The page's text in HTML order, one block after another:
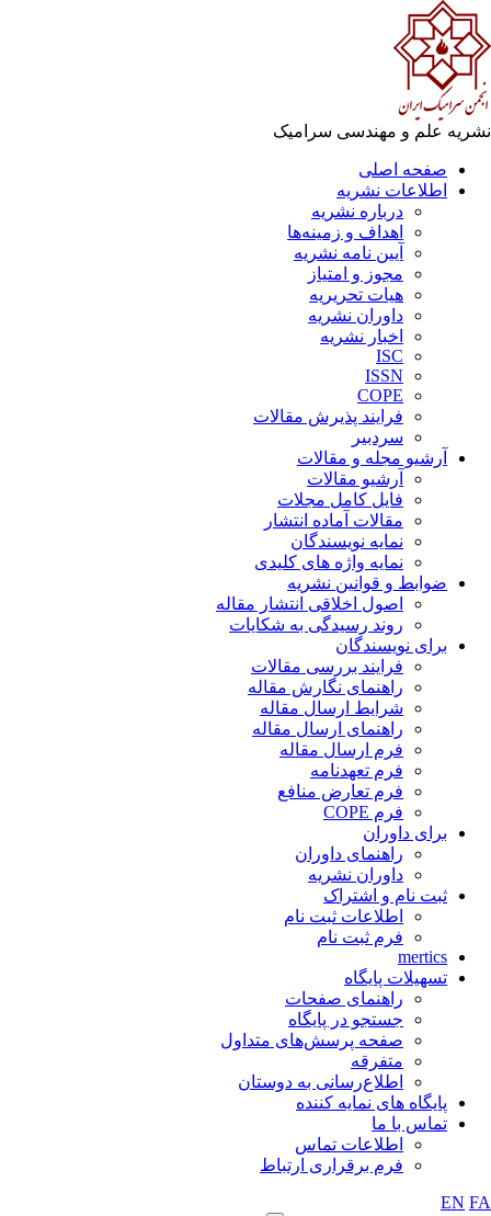
علم و مهندسی سرامیک
صفحه اصلی
اطلاعات نشریه
درباره نشریه
اهداف و زمینه‌ها
آیین نامه نشریه
مجوز و امتیاز
هیات تحریریه
داوران نشریه
اخبار نشریه
ISC
ISSN
COPE
فرایند پذیرش مقالات
سردبیر
آرشیو مجله و مقالات
آرشیو مقالات
فایل کامل مجلات
مقالات آماده انتشار
نمایه نویسندگان
نمایه واژه های کلیدی
ضوابط و قوانین نشریه
اصول اخلاقی انتشار مقاله
روند رسیدگی به شکایات
برای نویسندگان
فرایند بررسی مقالات
راهنمای نگارش مقاله
شرایط ارسال مقاله
راهنمای ارسال مقاله
فرم ارسال مقاله
فرم تعهدنامه
فرم تعارض منافع
فرم COPE
برای داوران
راهنمای داوران
داوران نشریه
ثبت نام و اشتراک
اطلاعات ثبت نام
فرم ثبت نام
mertics
تسهیلات پایگاه
راهنمای صفحات
جستجو در پایگاه
صفحه پرسش‌های متداول
متفرقه
اطلاع‌رسانی به دوستان
پایگاه های نمایه کننده
تماس با ما
اطلاعات تماس
فرم برقراری ارتباط
EN